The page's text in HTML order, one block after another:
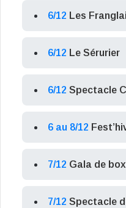
6/12 Les
6/12 Le Sérurier
6/12 Spectacle
6 au 8/12
7/12 Gala de
7/12 Spectacle